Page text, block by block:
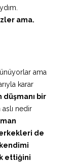
ama.
ama
karar
düşmanı bir
nedir
erkekleri de
ettiğini